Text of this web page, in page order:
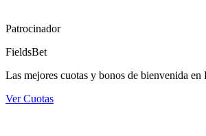
Patrocinador
FieldsBet
Las mejores cuotas y bonos de bienvenida en
Ver Cuotas